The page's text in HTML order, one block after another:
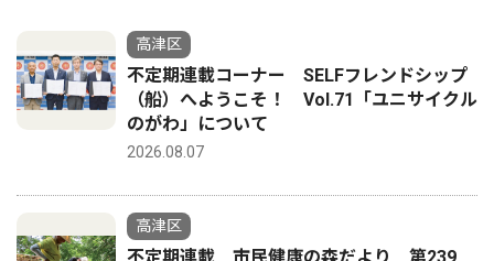
高津区
不定期連載コーナー SELFフレンドシップ
（船）へようこそ！ Vol.71「ユニサイクル
のがわ」について
2026.08.07
高津区